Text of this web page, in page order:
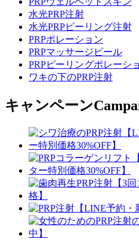
水光PRP注射
水光PRPピーリング注射
PRPポレーション
PRPマッサージピール
PRPピーリングポレーシ
ワキの下のPRP注射
キャンペーン